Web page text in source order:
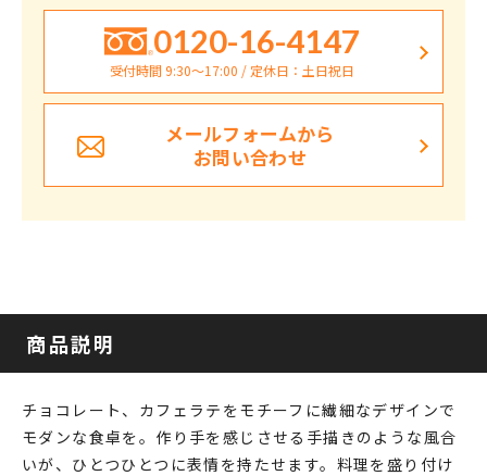
0120-16-4147
受付時間 9:30〜17:00 / 定休日：土日祝日
メールフォームから
お問い合わせ
商品説明
チョコレート、カフェラテをモチーフに繊細なデザインで
モダンな食卓を。作り手を感じさせる手描きのような風合
いが、ひとつひとつに表情を持たせます。料理を盛り付け